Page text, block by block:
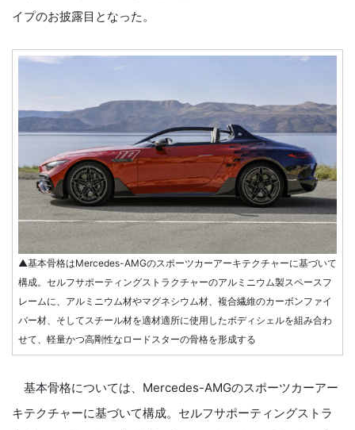
イプのお披露目となった。
▲基本骨格はMercedes-AMGのスポーツカーアーキテクチャーに基づいて
構成。セルフサポーティングストラクチャーのアルミニウム製スペースフ
レームに、アルミニウム材やマグネシウム材、複合繊維のカーボンファイ
バー材、そしてスチール材を適材適所に使用したボディシェルを組み合わ
せて、軽量かつ高剛性なロードスターの骨格を形成する
基本骨格については、Mercedes-AMGのスポーツカーアー
キテクチャーに基づいて構成。セルフサポーティングストラ